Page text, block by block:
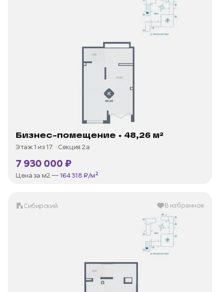
Бизнес-помещение • 48,26 м²
Этаж 1 из 17 Секция 2а
7 930 000 ₽
Цена за м2 —164 318 ₽/м²
Сибирский В избранное